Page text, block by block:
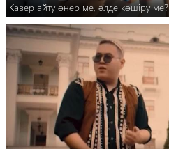
Кавер айту өнер ме, әлде көшіру ме?